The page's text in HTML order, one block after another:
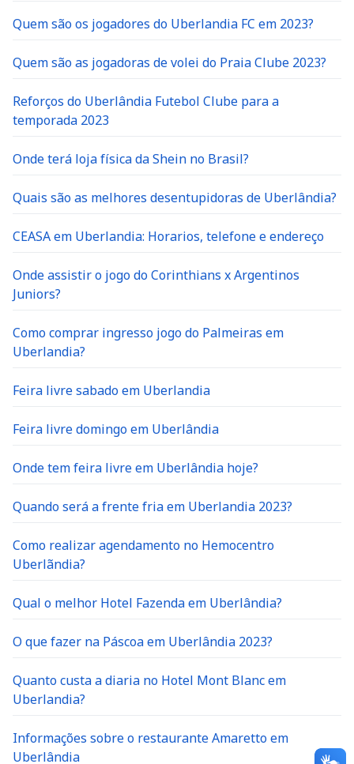
Quem são os jogadores do Uberlandia FC em 2023?
Quem são as jogadoras de volei do Praia Clube 2023?
Reforços do Uberlândia Futebol Clube para a
temporada 2023
Onde terá loja física da Shein no Brasil?
Quais são as melhores desentupidoras de Uberlândia?
CEASA em Uberlandia: Horarios, telefone e endereço
Onde assistir o jogo do Corinthians x Argentinos
Juniors?
Como comprar ingresso jogo do Palmeiras em
Uberlandia?
Feira livre sabado em Uberlandia
Feira livre domingo em Uberlândia
Onde tem feira livre em Uberlândia hoje?
Quando será a frente fria em Uberlandia 2023?
Como realizar agendamento no Hemocentro
Uberlãndia?
Qual o melhor Hotel Fazenda em Uberlândia?
O que fazer na Páscoa em Uberlândia 2023?
Quanto custa a diaria no Hotel Mont Blanc em
Uberlandia?
Informações sobre o restaurante Amaretto em
Uberlândia